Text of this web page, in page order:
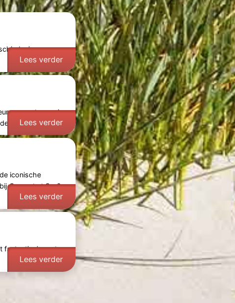
van ons
Lees verder
opent naar de
W ...Lees verder
iconische
Concert at Sea? -
Lees verder
fantastische acts.
Lees verder